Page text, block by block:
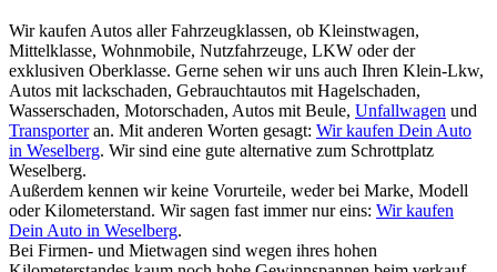
Wir kaufen Autos aller Fahrzeugklassen, ob Kleinstwagen,
Mittelklasse, Wohnmobile, Nutzfahrzeuge, LKW oder der
exklusiven Oberklasse. Gerne sehen wir uns auch Ihren Klein-Lkw,
Autos mit lackschaden, Gebrauchtautos mit Hagelschaden,
Wasserschaden, Motorschaden, Autos mit Beule, Unfallwagen und
Transporteran. Mit anderen Worten gesagt: Wir kaufen Dein Auto
in Weselberg. Wir sind eine gute alternative zum Schrottplatz
Weselberg.
Außerdem kennen wir keine Vorurteile, weder bei Marke, Modell
oder Kilometerstand. Wir sagen fast immer nur eins: Wir kaufen
Dein Auto in Weselberg.
Bei Firmen- und Mietwagen sind wegen ihres hohen